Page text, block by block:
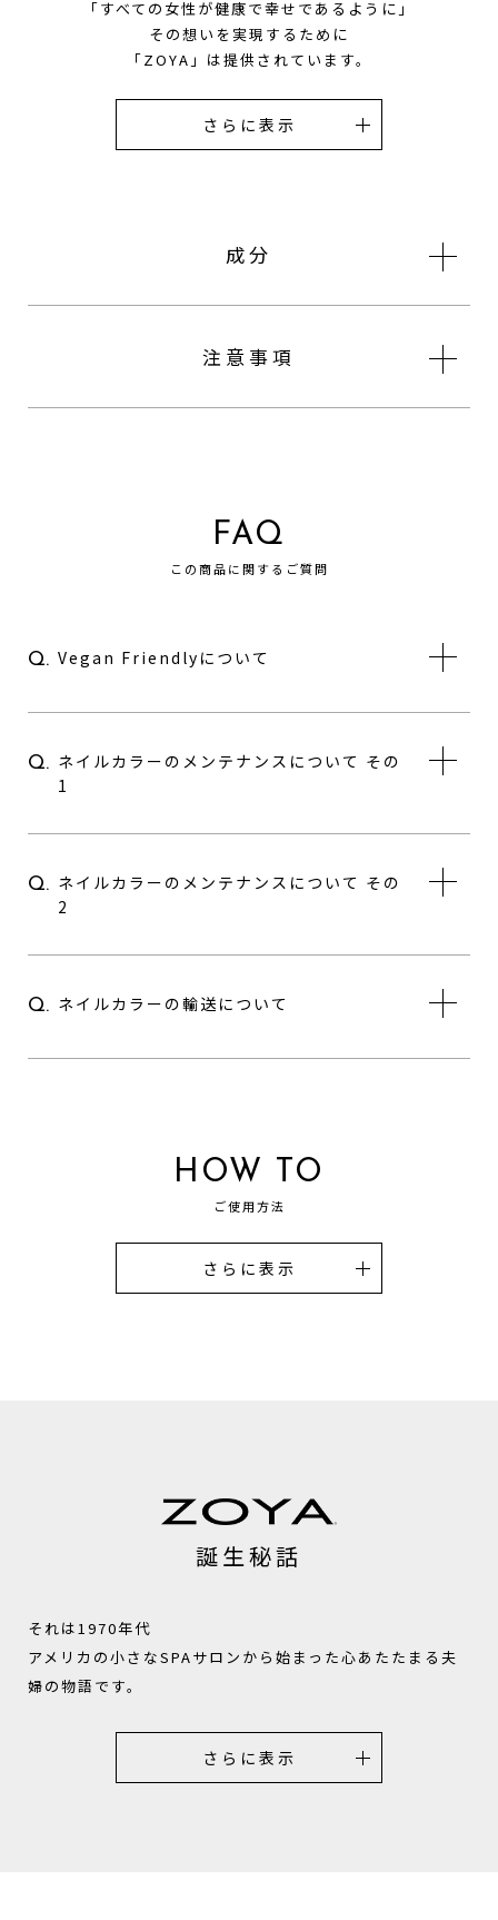
「すべての女性が健康で幸せであるように」
その想いを実現するために
「ZOYA」は提供されています。
成分
注意事項
FAQ
この商品に関するご質問
Q. Vegan Friendlyについて
Q. ネイルカラーのメンテナンスについて その
1
Q. ネイルカラーのメンテナンスについて その
2
Q. ネイルカラーの輸送について
HOW TO
ご使用方法
誕生秘話
それは1970年代
アメリカの小さなSPAサロンから始まった心あたたまる夫
婦の物語です。